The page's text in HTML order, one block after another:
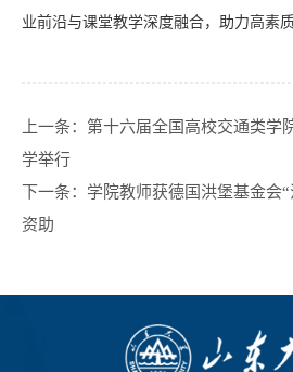
业前沿与课堂教学深度融合，助力高素
上一条： 第十六届全国高校交通类学
学举行
下一条： 学院教师获德国洪堡基金会
资助